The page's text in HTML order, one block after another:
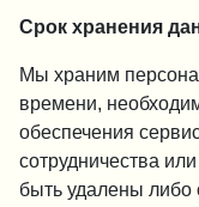
Срок хранения
Мы храним
времени,
обеспечения
сотрудничества
быть удалены либо